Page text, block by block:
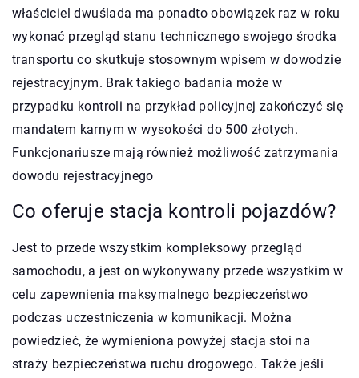
właściciel dwuślada ma ponadto obowiązek raz w roku
wykonać przegląd stanu technicznego swojego środka
transportu co skutkuje stosownym wpisem w dowodzie
rejestracyjnym. Brak takiego badania może w
przypadku kontroli na przykład policyjnej zakończyć się
mandatem karnym w wysokości do 500 złotych.
Funkcjonariusze mają również możliwość zatrzymania
dowodu rejestracyjnego
Co oferuje stacja kontroli pojazdów?
Jest to przede wszystkim kompleksowy przegląd
samochodu, a jest on wykonywany przede wszystkim w
celu zapewnienia maksymalnego bezpieczeństwo
podczas uczestniczenia w komunikacji. Można
powiedzieć, że wymieniona powyżej stacja stoi na
straży bezpieczeństwa ruchu drogowego. Także jeśli